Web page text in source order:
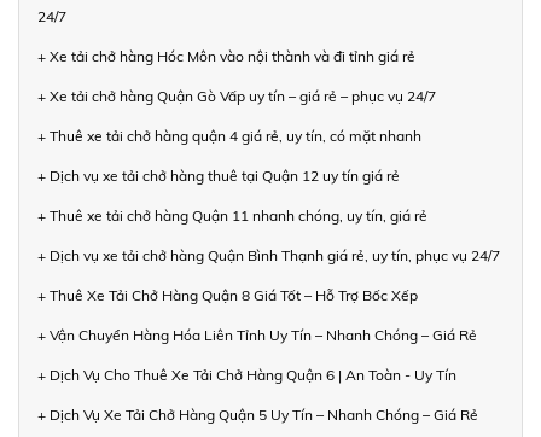
24/7
+ Xe tải chở hàng Hóc Môn vào nội thành và đi tỉnh giá rẻ
+ Xe tải chở hàng Quận Gò Vấp uy tín – giá rẻ – phục vụ 24/7
+ Thuê xe tải chở hàng quận 4 giá rẻ, uy tín, có mặt nhanh
+ Dịch vụ xe tải chở hàng thuê tại Quận 12 uy tín giá rẻ
+ Thuê xe tải chở hàng Quận 11 nhanh chóng, uy tín, giá rẻ
+ Dịch vụ xe tải chở hàng Quận Bình Thạnh giá rẻ, uy tín, phục vụ 24/7
+ Thuê Xe Tải Chở Hàng Quận 8 Giá Tốt – Hỗ Trợ Bốc Xếp
+ Vận Chuyển Hàng Hóa Liên Tỉnh Uy Tín – Nhanh Chóng – Giá Rẻ
+ Dịch Vụ Cho Thuê Xe Tải Chở Hàng Quận 6 | An Toàn - Uy Tín
+ Dịch Vụ Xe Tải Chở Hàng Quận 5 Uy Tín – Nhanh Chóng – Giá Rẻ